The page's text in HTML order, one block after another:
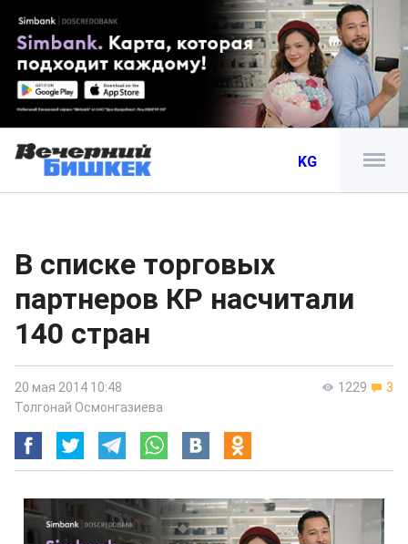
KG
В списке торговых
партнеров КР насчитали
140 стран
1229 3
20 мая 2014 10:48
Толгонай Осмонгазиева